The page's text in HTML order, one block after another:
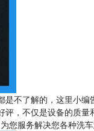
不了解的，这里小编
，不仅是设备的质量
您服务解决您各种洗车